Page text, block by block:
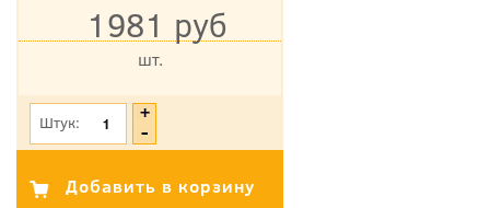
1981 руб
шт.
Штук: